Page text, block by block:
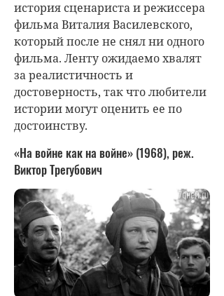
история сценариста и режиссера
фильма Виталия Василевского,
который после не снял ни одного
фильма. Ленту ожидаемо хвалят
за реалистичность и
достоверность, так что любители
истории могут оценить ее по
достоинству.
«На войне как на войне» (1968), реж.
Виктор Трегубович